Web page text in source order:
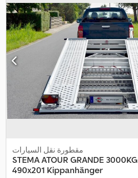
مقطورة نقل السيارات
STEMAATOUR GRANDE 3000KG
490x201 Kippanhänger